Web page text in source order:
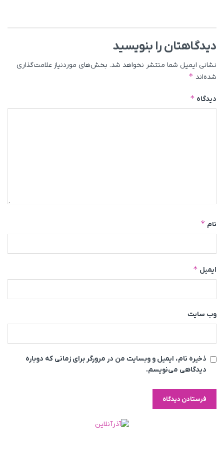
دیدگاهتان را بنویسید
نشانی ایمیل شما منتشر نخواهد شد. بخش‌های موردنیاز علامت‌گذاری
شده‌اند *
دیدگاه *
نام *
ایمیل *
وب‌ سایت
ذخیره نام، ایمیل و وبسایت من در مرورگر برای زمانی که دوباره
دیدگاهی می‌نویسم.